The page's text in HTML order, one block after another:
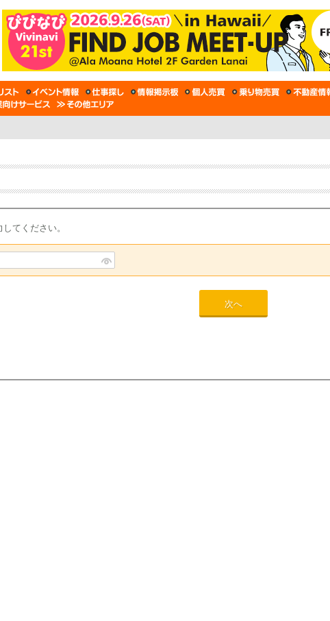
てください。